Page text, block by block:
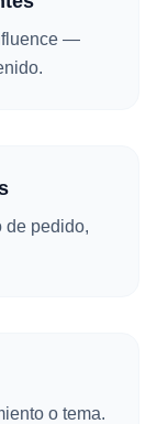
—
de pedido,
o tema.